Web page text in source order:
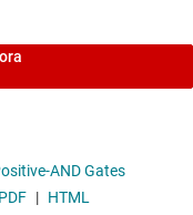
AND Gates
PDF | HTML